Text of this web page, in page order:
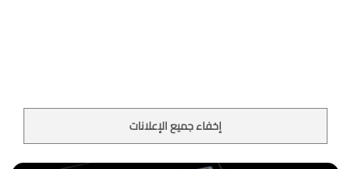
إخفاء جميع الإعلانات